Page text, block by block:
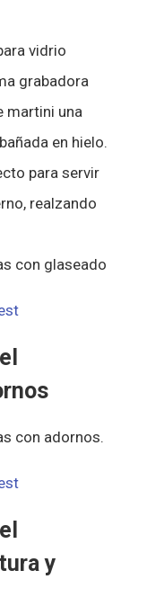
vidrio
grabadora
martini una
en hielo.
para servir
realzando
y